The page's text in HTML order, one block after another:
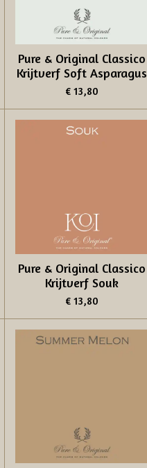
Pure & Original Classico
Krijtverf Soft Asparagus
€ 13,80
Pure & Original Classico
Krijtverf Souk
€ 13,80